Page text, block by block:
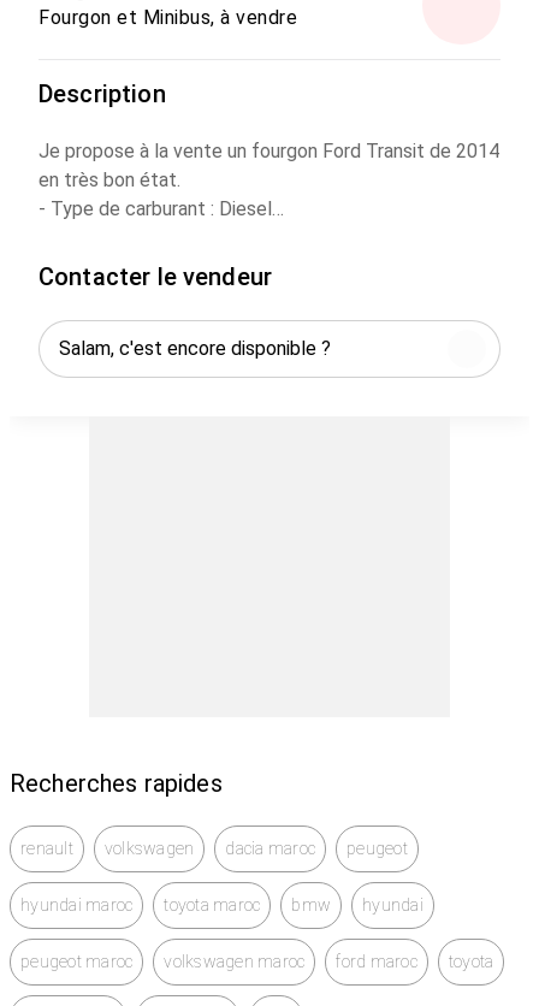
Fourgon et Minibus, à vendre
Description
Je propose à la vente un fourgon Ford Transit de 2014
en très bon état.
- Type de carburant : Diesel
- Année-Modèle : 2014
Situé sur la Route de Casablanca, Marrakech.
Contactez-moi pour plus d'informations.
Contacter le vendeur
Recherches rapides
renault volkswagen dacia maroc peugeot
hyundai maroc toyota maroc bmw hyundai
peugeot maroc volkswagen maroc ford maroc toyota